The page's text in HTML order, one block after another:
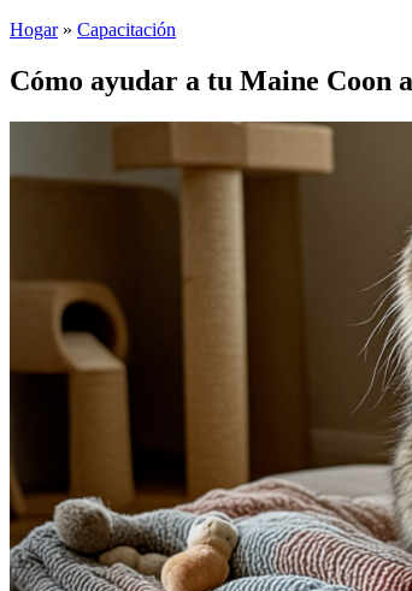
Hogar» Capacitación
Cómo ayudar a tu Maine Coon